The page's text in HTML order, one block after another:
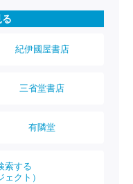
紀伊國屋書店
三省堂書店
有隣堂
索する
ェクト）